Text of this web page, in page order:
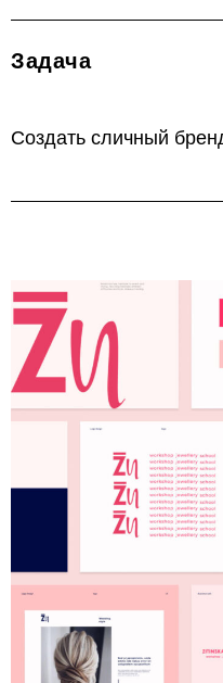
Задача
Создать сличный